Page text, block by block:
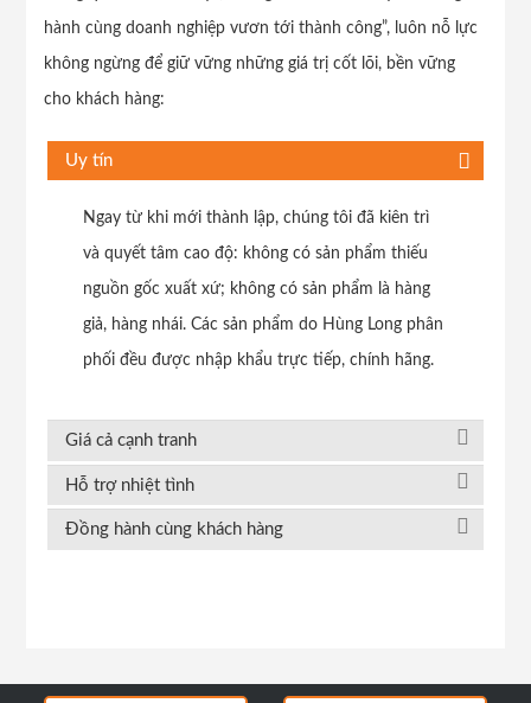
hành cùng doanh nghiệp vươn tới thành công”, luôn nỗ lực
không ngừng để giữ vững những giá trị cốt lõi, bền vững
cho khách hàng:
Uy tín
Ngay từ khi mới thành lập, chúng tôi đã kiên trì
và quyết tâm cao độ: không có sản phẩm thiếu
nguồn gốc xuất xứ; không có sản phẩm là hàng
giả, hàng nhái. Các sản phẩm do Hùng Long phân
phối đều được nhập khẩu trực tiếp, chính hãng.
Giá cả cạnh tranh
Hỗ trợ nhiệt tình
Đồng hành cùng khách hàng